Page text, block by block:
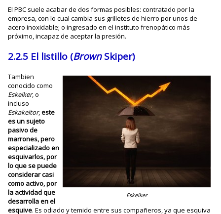
El PBC suele acabar de dos formas posibles: contratado por la
empresa, con lo cual cambia sus grilletes de hierro por unos de
acero inoxidable; o ingresado en el instituto frenopático más
próximo, incapaz de aceptar la presión.
2.2.5 El listillo (BrownSkiper)
Eskeiker
Tambien
conocido como
Eskeiker, o
incluso
Eskakeitor,este
es un sujeto
pasivo de
marrones, pero
especializado en
esquivarlos, por
lo que se puede
considerar casi
como activo, por
la actividad que
desarrolla en el
esquive. Es odiado y temido entre sus compañeros, ya que esquiva